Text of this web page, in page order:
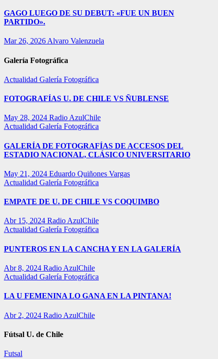
GAGO LUEGO DE SU DEBUT: «FUE UN BUEN
PARTIDO».
Mar 26, 2026 Alvaro Valenzuela
Galería Fotográfica
Actualidad Galería Fotográfica
FOTOGRAFÍAS U. DE CHILE VS ÑUBLENSE
May 28, 2024 Radio AzulChile
Actualidad Galería Fotográfica
GALERÍA DE FOTOGRAFÍAS DE ACCESOS DEL
ESTADIO NACIONAL, CLÁSICO UNIVERSITARIO
May 21, 2024 Eduardo Quiñones Vargas
Actualidad Galería Fotográfica
EMPATE DE U. DE CHILE VS COQUIMBO
Abr 15, 2024 Radio AzulChile
Actualidad Galería Fotográfica
PUNTEROS EN LA CANCHA Y EN LA GALERÍA
Abr 8, 2024 Radio AzulChile
Actualidad Galería Fotográfica
LA U FEMENINA LO GANA EN LA PINTANA!
Abr 2, 2024 Radio AzulChile
Fútsal U. de Chile
Futsal